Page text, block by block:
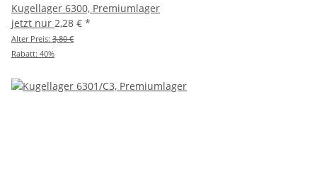
Kugellager 6300, Premiumlager
jetzt nur 2,28 € *
Alter Preis: 3,80 €
Rabatt: 40%